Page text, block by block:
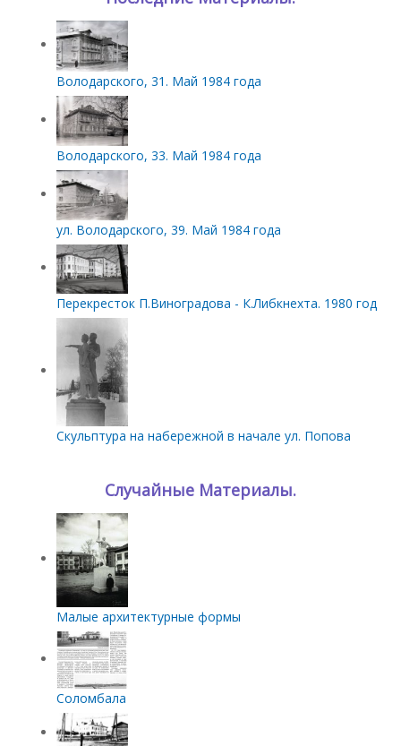
Володарского, 31. Май 1984 года
Володарского, 33. Май 1984 года
ул. Володарского, 39. Май 1984 года
Перекресток П.Виноградова - К.Либкнехта. 1980 год
Скульптура на набережной в начале ул. Попова
Случайные Материалы.
Малые архитектурные формы
Соломбала